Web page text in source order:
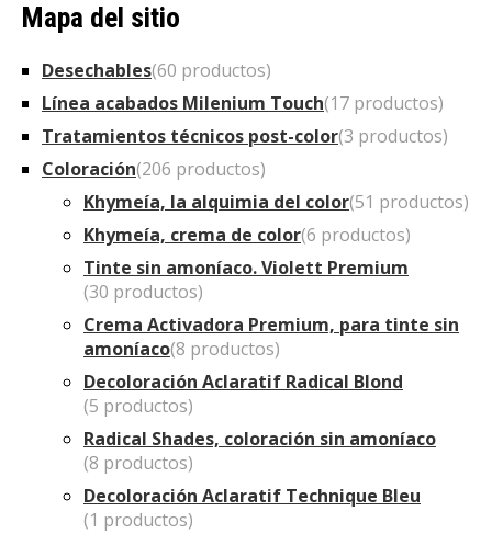
Mapa del sitio
Desechables(60 productos)
Línea acabados Milenium Touch(17 productos)
Tratamientos técnicos post-color(3 productos)
Coloración(206 productos)
Khymeía, la alquimia del color(51 productos)
Khymeía, crema de color(6 productos)
Tinte sin amoníaco. Violett Premium
(30 productos)
Crema Activadora Premium, para tinte sin
amoníaco(8 productos)
Decoloración Aclaratif Radical Blond
(5 productos)
Radical Shades, coloración sin amoníaco
(8 productos)
Decoloración Aclaratif Technique Bleu
(1 productos)